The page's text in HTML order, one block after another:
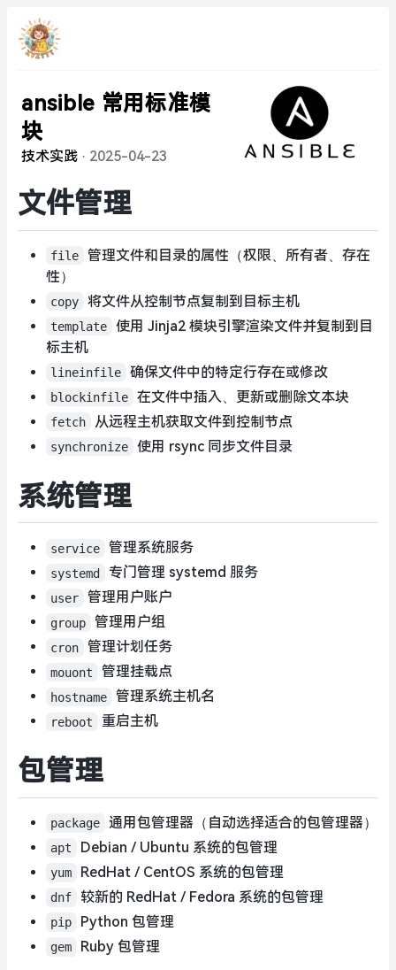
ansible 常用标准模
块
技术实践 · 2025-04-23
文件管理
file
管理文件和目录的属性（权限、所有者、存在
性）
copy 将文件从控制节点复制到目标主机
template
使用 Jinja2 模块引擎渲染文件并复制到目
标主机
lineinfile 确保文件中的特定行存在或修改
blockinfile 在文件中插入、更新或删除文本块
fetch 从远程主机获取文件到控制节点
synchronize 使用 rsync 同步文件目录
系统管理
service 管理系统服务
systemd 专门管理 systemd 服务
user 管理用户账户
group 管理用户组
cron 管理计划任务
mouont 管理挂载点
hostname 管理系统主机名
reboot 重启主机
包管理
package 通用包管理器（自动选择适合的包管理器）
apt Debian / Ubuntu 系统的包管理
yum RedHat / CentOS 系统的包管理
dnf 较新的 RedHat / Fedora 系统的包管理
pip Python 包管理
gem Ruby 包管理